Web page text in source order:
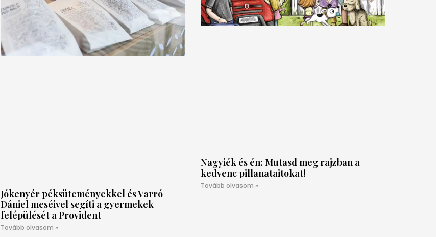
Jókenyér péksüteményekkel és Varró
Dániel meséivel segíti a gyermekek
felépülését a Provident
Tovább olvasom »
Nagyiék és én: Mutasd meg rajzban a
kedvenc pillanataitokat!
Tovább olvasom »